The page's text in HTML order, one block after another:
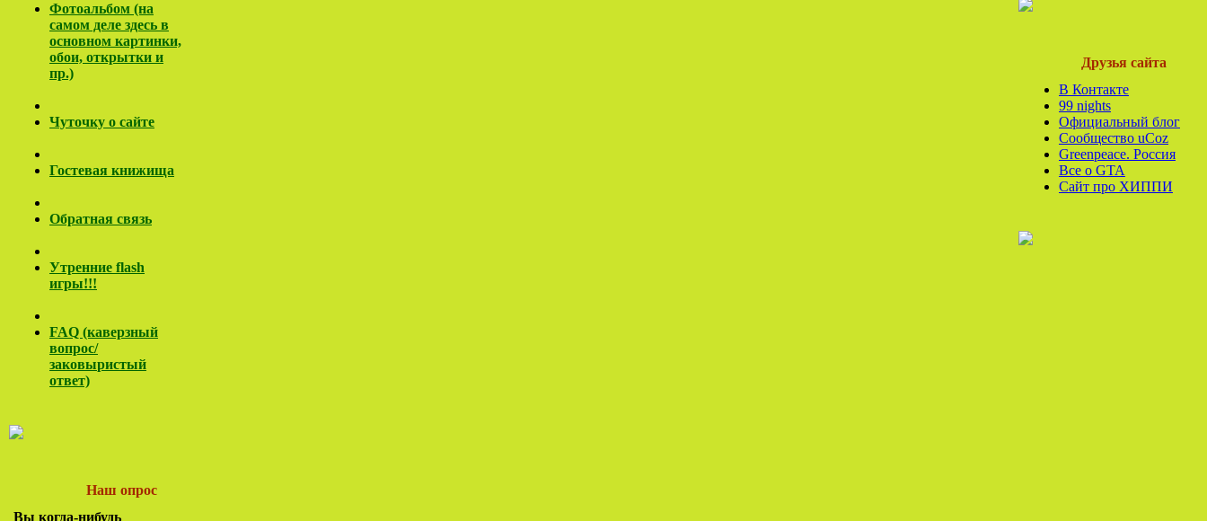
Фотоальбом (на
самом деле здесь в
основном картинки,
обои, открытки и
пр.)
Чуточку о сайте
Гостевая книжища
Обратная связь
Утренние flash
игры!!!
FAQ (каверзный
вопрос/
заковыристый
ответ)
Наш опрос
Вы когда-нибудь
Друзья сайта
В Контакте
99 nights
Официальный блог
Сообщество uCoz
Greenpeace. Россия
Все o GTA
Сайт про ХИППИ